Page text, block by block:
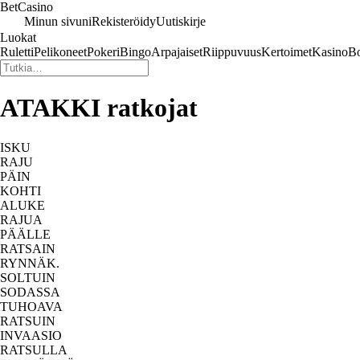
BetCasino
Minun sivuniRekisteröidyUutiskirje
Luokat
RulettiPelikoneetPokeriBingoArpajaisetRiippuvuusKertoimetKasino
ATAKKI ratkojat
ISKU
RAJU
PÄIN
KOHTI
ALUKE
RAJUA
PÄÄLLE
RATSAIN
RYNNÄK.
SOLTUIN
SODASSA
TUHOAVA
RATSUIN
INVAASIO
RATSULLA